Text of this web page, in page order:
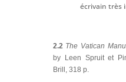
écrivain très
2.2 The Vatican
by Leen Spruit et
Brill, 318 p.